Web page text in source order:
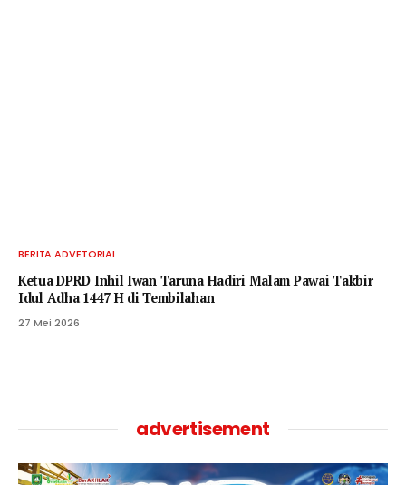
BERITA ADVETORIAL
Ketua DPRD Inhil Iwan Taruna Hadiri Malam Pawai Takbir
Idul Adha 1447 H di Tembilahan
27 Mei 2026
advertisement